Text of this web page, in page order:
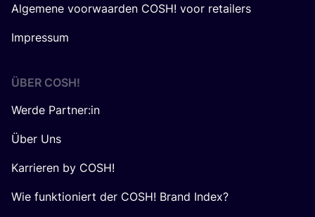
Algemene voorwaarden COSH! voor retailers
Impressum
ÜBER COSH!
Werde Partner:in
Über Uns
Karrieren by COSH!
Wie funktioniert der COSH! Brand Index?